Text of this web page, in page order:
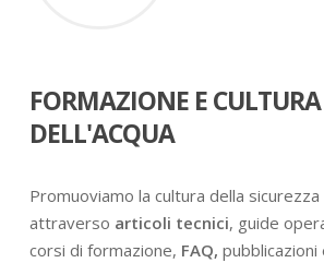
FORMAZIONE E CULTURA
DELL'ACQUA
Promuoviamo la cultura della sicurezza
attraverso articoli tecnici, guide
corsi di formazione, FAQ,